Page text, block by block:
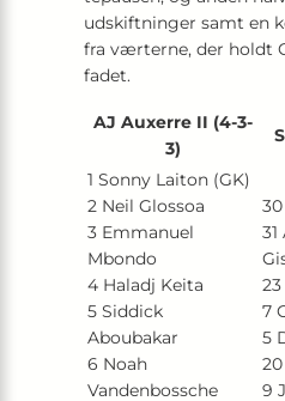
udskiftninger samt en
fra værterne, der holdt
fadet.
AJ Auxerre II (4-3-
3)
1 Sonny Laiton (GK)
2 Neil Glossoa
3 Emmanuel
Mbondo
4 Haladj Keita
5 Siddick
Aboubakar
6 Noah
Vandenbossche
7
5
9